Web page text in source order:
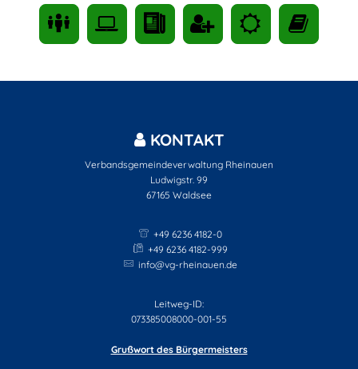
KONTAKT
Verbandsgemeindeverwaltung Rheinauen
Ludwigstr. 99
67165 Waldsee
+49 6236 4182-0
+49 6236 4182-999
info@vg-rheinauen.de
Leitweg-ID:
073385008000-001-55
Grußwort des Bürgermeisters